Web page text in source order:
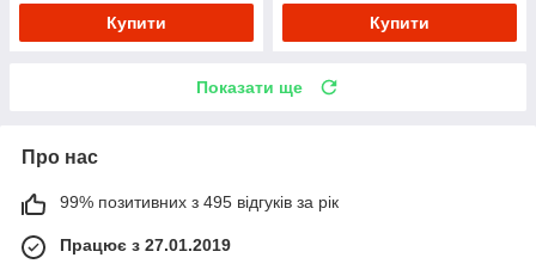
Купити Купити
Показати ще
Про нас
99% позитивних з 495 відгуків за рік
Працює з 27.01.2019